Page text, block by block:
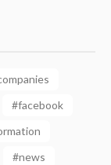
#facebook
#news